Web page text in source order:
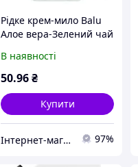
Рідке крем-мило Balu
Алое вера-Зелений чай
600 мл
В наявності
50.96₴
Купити
Інтернет-магазин ChystoPro 97%